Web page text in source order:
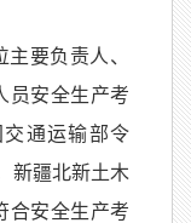
要负责人、
员安全生产考
通运输部令
新疆北新土木
合安全生产考